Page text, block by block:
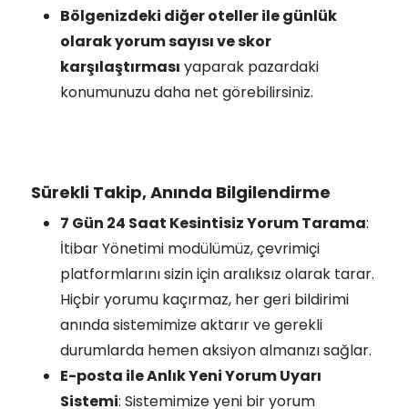
Bölgenizdeki diğer oteller ile günlük
olarak yorum sayısı ve skor
karşılaştırması yaparak pazardaki
konumunuzu daha net görebilirsiniz.
Sürekli Takip, Anında Bilgilendirme
7 Gün 24 Saat Kesintisiz Yorum Tarama:
İtibar Yönetimi modülümüz, çevrimiçi
platformlarını sizin için aralıksız olarak tarar.
Hiçbir yorumu kaçırmaz, her geri bildirimi
anında sistemimize aktarır ve gerekli
durumlarda hemen aksiyon almanızı sağlar.
E-posta ile Anlık Yeni Yorum Uyarı
Sistemi: Sistemimize yeni bir yorum